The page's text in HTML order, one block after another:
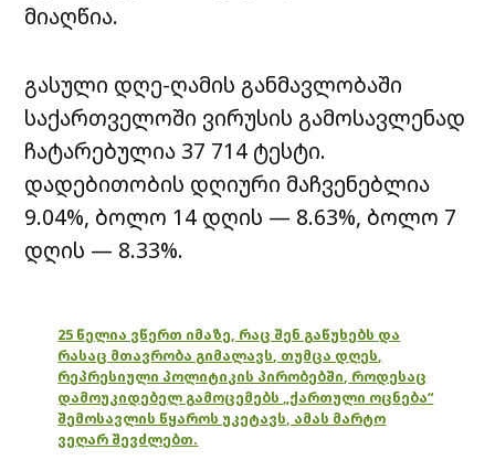
მიაღწია.
გასული დღე-ღამის განმავლობაში
საქართველოში ვირუსის გამოსავლენად
ჩატარებულია 37 714 ტესტი.
დადებითობის დღიური მაჩვენებლია
9.04%, ბოლო 14 დღის — 8.63%, ბოლო 7
დღის — 8.33%.
25 წელია ვწერთ იმაზე, რაც შენ გაწუხებს და
რასაც მთავრობა გიმალავს, თუმცა დღეს,
რეპრესიული პოლიტიკის პირობებში, როდესაც
დამოუკიდებელ გამოცემებს „ქართული ოცნება“
შემოსავლის წყაროს უკეტავს, ამას მარტო
ვეღარ შევძლებთ.